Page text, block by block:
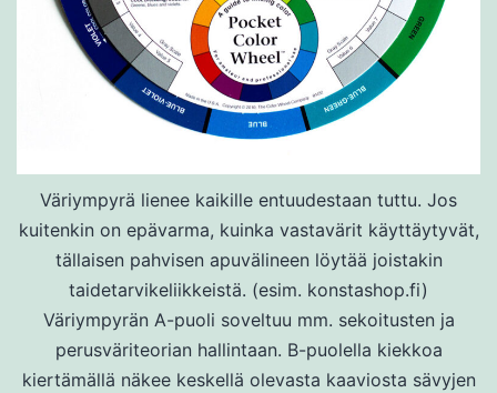
Väriympyrä lienee kaikille entuudestaan tuttu. Jos
kuitenkin on epävarma, kuinka vastavärit käyttäytyvät,
tällaisen pahvisen apuvälineen löytää joistakin
taidetarvikeliikkeistä. (esim. konstashop.fi)
Väriympyrän A-puoli soveltuu mm. sekoitusten ja
perusväriteorian hallintaan. B-puolella kiekkoa
kiertämällä näkee keskellä olevasta kaaviosta sävyjen